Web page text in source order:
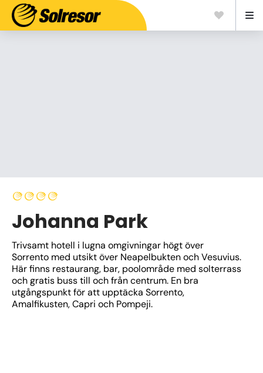
Johanna Park
Trivsamt hotell i lugna omgivningar högt över
Sorrento med utsikt över Neapelbukten och Vesuvius.
Här finns restaurang, bar, poolområde med solterrass
och gratis buss till och från centrum. En bra
utgångspunkt för att upptäcka Sorrento,
Amalfikusten, Capri och Pompeji.